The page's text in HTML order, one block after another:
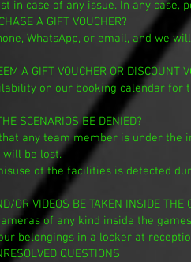
in case of any issue. In any
A GIFT VOUCHER?
WhatsApp, or email, and we
A GIFT VOUCHER OR DISCOUNT
on our booking calendar for
SCENARIOS BE DENIED?
any team member is under the
will be lost.
of the facilities is detected
OR VIDEOS BE TAKEN INSIDE THE
of any kind inside the
belongings in a locker at
QUESTIONS